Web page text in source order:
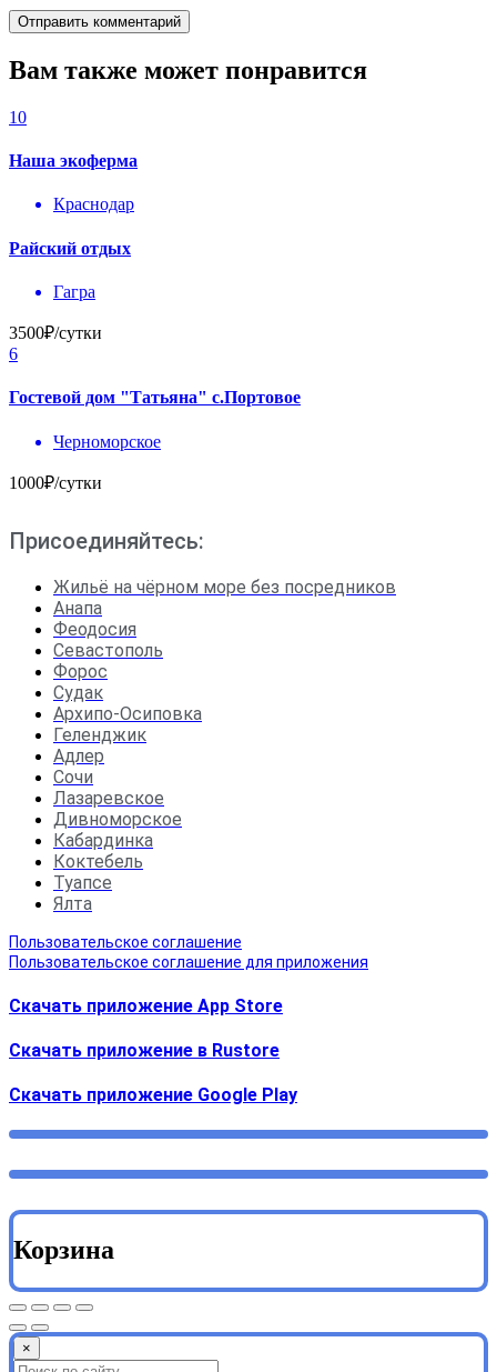
Вам также может понравится
10
Наша экоферма
Краснодар
Райский отдых
Гагра
3500₽/сутки
6
Гостевой дом "Татьяна" с.Портовое
Черноморское
1000₽/сутки
Присоединяйтесь:
Жильё на чёрном море без посредников
Анапа
Феодосия
Севастополь
Форос
Судак
Архипо-Осиповка
Геленджик
Адлер
Сочи
Лазаревское
Дивноморское
Кабардинка
Коктебель
Туапсе
Ялта
Пользовательское соглашение
Пользовательское соглашение для приложения
Скачать приложение App Store
Скачать приложение в Rustore
Cкачать приложение Google Play
Корзина
×